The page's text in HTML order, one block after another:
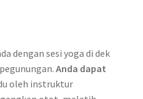
dengan sesi yoga di dek
Anda dapat
oleh instruktur